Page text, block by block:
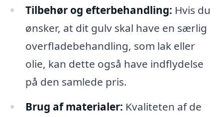
Tilbehør og efterbehandling: Hvis du
ønsker, at dit gulv skal have en særlig
overfladebehandling, som lak eller
olie, kan dette også have indflydelse
på den samlede pris.
Brug af materialer: Kvaliteten af de